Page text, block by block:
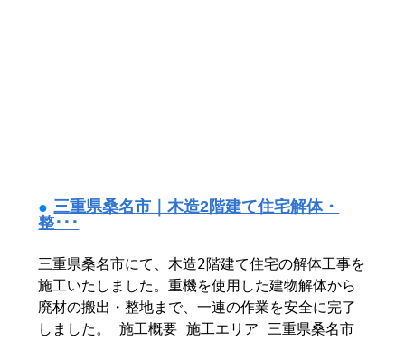
三重県桑名市｜木造2階建て住宅解体・
整･･･
三重県桑名市にて、木造2階建て住宅の解体工事を
施工いたしました。重機を使用した建物解体から
廃材の搬出・整地まで、一連の作業を安全に完了
しました。 施工概要 施工エリア 三重県桑名市